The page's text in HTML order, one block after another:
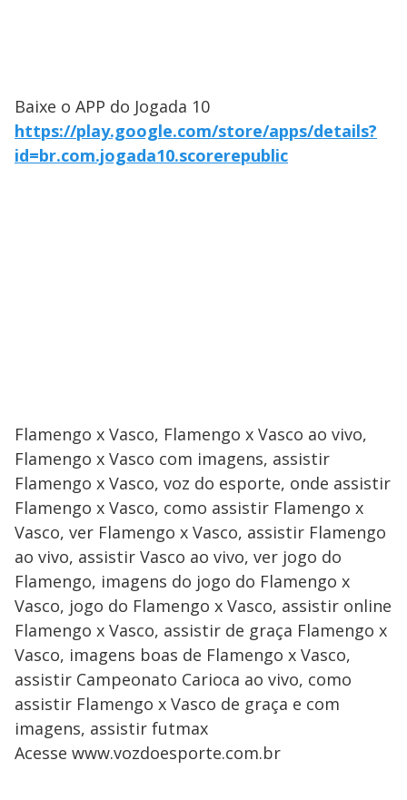
Baixe o APP do Jogada 10
https://play.google.com/store/apps/details?
id=br.com.jogada10.scorerepublic
Flamengo x Vasco, Flamengo x Vasco ao vivo,
Flamengo x Vasco com imagens, assistir
Flamengo x Vasco, voz do esporte, onde assistir
Flamengo x Vasco, como assistir Flamengo x
Vasco, ver Flamengo x Vasco, assistir Flamengo
ao vivo, assistir Vasco ao vivo, ver jogo do
Flamengo, imagens do jogo do Flamengo x
Vasco, jogo do Flamengo x Vasco, assistir online
Flamengo x Vasco, assistir de graça Flamengo x
Vasco, imagens boas de Flamengo x Vasco,
assistir Campeonato Carioca ao vivo, como
assistir Flamengo x Vasco de graça e com
imagens, assistir futmax
Acesse www.vozdoesporte.com.br